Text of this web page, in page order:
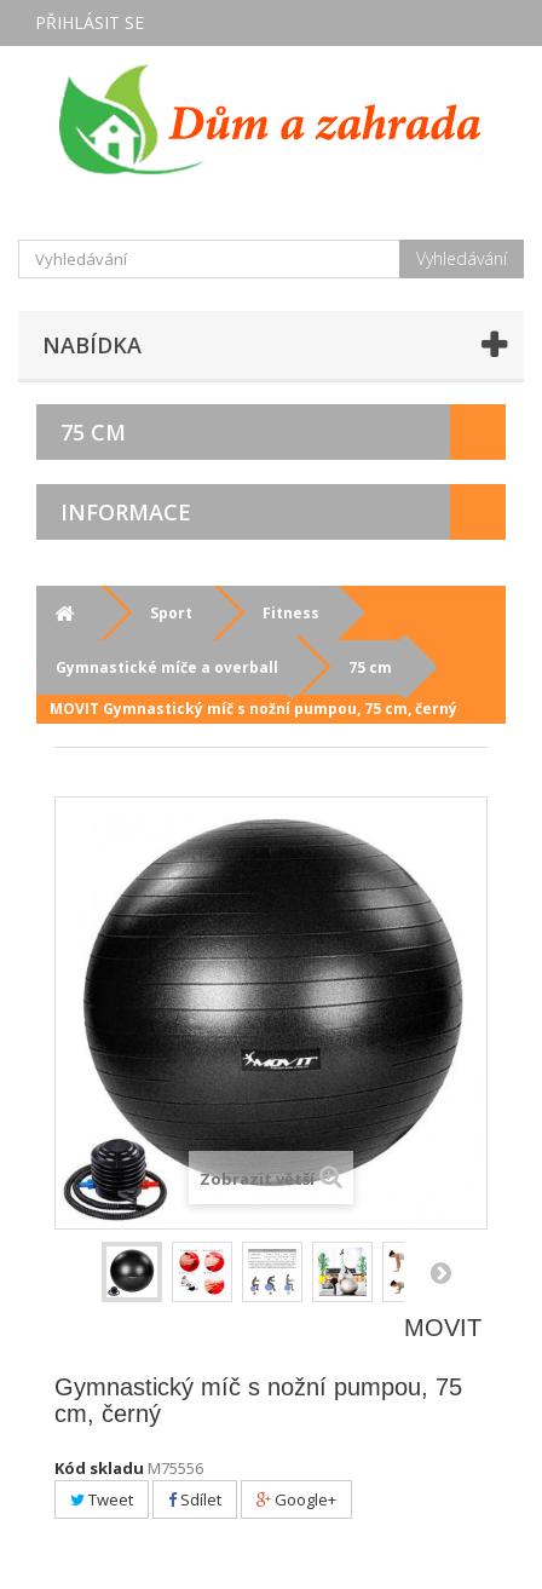
PŘIHLÁSIT SE
Vyhledávání
NABÍDKA
75 CM
INFORMACE
Sport Fitness
Gymnastické míče a overball
75 cm
MOVIT Gymnastický míč s nožní pumpou, 75 cm, černý
Zobrazit větší
MOVIT
Gymnastický míč s nožní pumpou, 75
cm, černý
Kód skladu M75556
Tweet
Sdílet Google+